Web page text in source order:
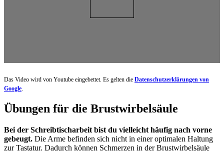
Das Video wird von Youtube eingebettet. Es gelten die Datenschutzerklärungen von
Google
Übungen für die Brustwirbelsäule
Bei der Schreibtischarbeit bist du vielleicht häufig nach vorne
gebeugt. Die Arme befinden sich nicht in einer optimalen Haltung
zur Tastatur. Dadurch können Schmerzen in der Brustwirbelsäule